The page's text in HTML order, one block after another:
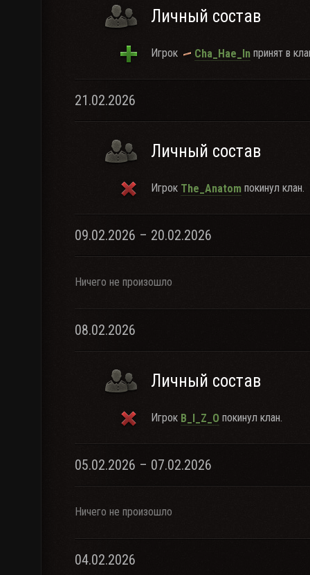
Личный состав
Игрок Cha_Hae_In принят в
21.02.2026
Личный состав
Игрок The_Anatom покинул клан.
09.02.2026 – 20.02.2026
Ничего не произошло
08.02.2026
Личный состав
Игрок B_I_Z_O покинул клан.
05.02.2026 – 07.02.2026
Ничего не произошло
04.02.2026